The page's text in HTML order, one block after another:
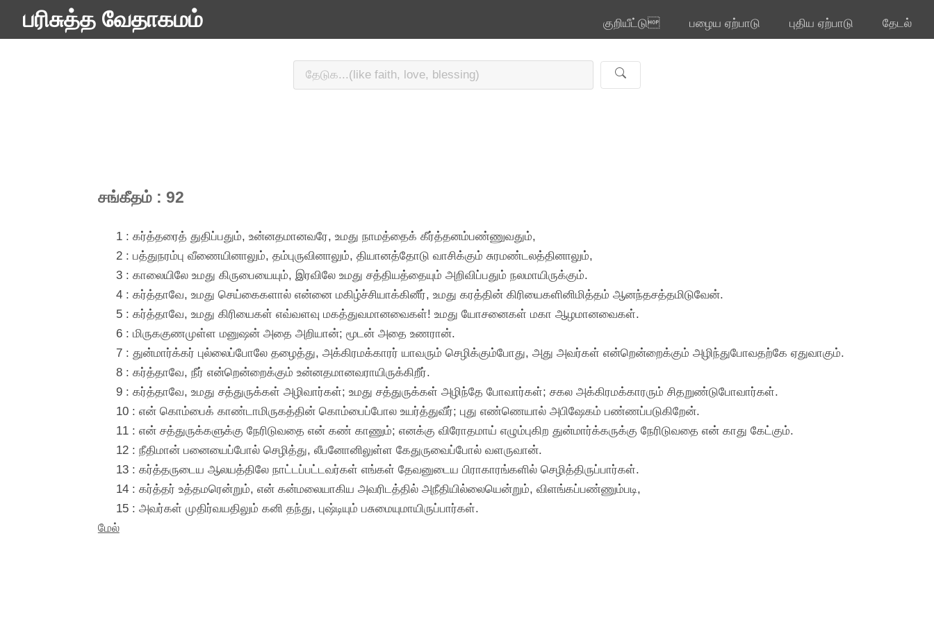
பரிசுத்த வேதாகமம் குறியீட்டு பழைய ஏற்பாடு புதிய ஏற்பாடு தேடல்
சங்கீதம் : 92
1 : கர்த்தரைத் துதிப்பதும், உன்னதமானவரே, உமது நாமத்தைக் கீர்த்தனம்பண்ணுவதும்,
2 : பத்துநரம்பு வீணையினாலும், தம்புருவினாலும், தியானத்தோடு வாசிக்கும் சுரமண்டலத்தினாலும்,
3 : காலையிலே உமது கிருபையையும், இரவிலே உமது சத்தியத்தையும் அறிவிப்பதும் நலமாயிருக்கும்.
4 : கர்த்தாவே, உமது செய்கைகளால் என்னை மகிழ்ச்சியாக்கினீர், உமது கரத்தின் கிரியைகளினிமித்தம் ஆனந்தசத்தமிடுவேன்.
5 : கர்த்தாவே, உமது கிரியைகள் எவ்வளவு மகத்துவமானவைகள்! உமது யோசனைகள் மகா ஆழமானவைகள்.
6 : மிருககுணமுள்ள மனுஷன் அதை அறியான்; மூடன் அதை உணரான்.
7 : துன்மார்க்கர் புல்லைப்போலே தழைத்து, அக்கிரமக்காரர் யாவரும் செழிக்கும்போது, அது அவர்கள் என்றென்றைக்கும் அழிந்துபோவதற்கே ஏதுவாகும்.
8 : கர்த்தாவே, நீர் என்றென்றைக்கும் உன்னதமானவராயிருக்கிறீர்.
9 : கர்த்தாவே, உமது சத்துருக்கள் அழிவார்கள்; உமது சத்துருக்கள் அழிந்தே போவார்கள்; சகல அக்கிரமக்காரரும் சிதறுண்டுபோவார்கள்.
10 : என் கொம்பைக் காண்டாமிருகத்தின் கொம்பைப்போல உயர்த்துவீர்; புது எண்ணெயால் அபிஷேகம் பண்ணப்படுகிறேன்.
11 : என் சத்துருக்களுக்கு நேரிடுவதை என் கண் காணும்; எனக்கு விரோதமாய் எழும்புகிற துன்மார்க்கருக்கு நேரிடுவதை என் காது கேட்கும்.
12 : நீதிமான் பனையைப்போல் செழித்து, லீபனோனிலுள்ள கேதுருவைப்போல் வளருவான்.
13 : கர்த்தருடைய ஆலயத்திலே நாட்டப்பட்டவர்கள் எங்கள் தேவனுடைய பிராகாரங்களில் செழித்திருப்பார்கள்.
14 : கர்த்தர் உத்தமரென்றும், என் கன்மலையாகிய அவரிடத்தில் அநீதியில்லையென்றும், விளங்கப்பண்ணும்படி,
15 : அவர்கள் முதிர்வயதிலும் கனி தந்து, புஷ்டியும் பசுமையுமாயிருப்பார்கள்.
மேல்